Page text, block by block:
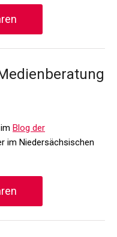
Blog der
im Niedersächsischen